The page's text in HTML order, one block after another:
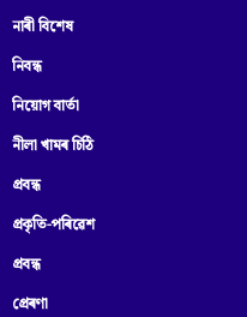
নাৰী বিশেষ
নিবন্ধ
নিয়োগ বাৰ্তা
নীলা খামৰ চিঠি
প্রবন্ধ
প্ৰকৃতি-পৰিৱেশ
প্ৰবন্ধ
প্ৰেৰণা